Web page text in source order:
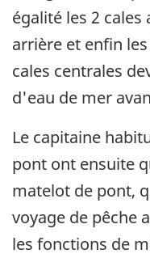
égalité les 2 cales
arrière et enfin
cales centrales
d'eau de mer
Le capitaine
pont ont ensuite
matelot de pont,
voyage de pêche
les fonctions de